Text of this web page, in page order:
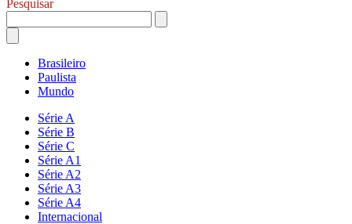
Pesquisar
Brasileiro
Paulista
Mundo
Série A
Série B
Série C
Série A1
Série A2
Série A3
Série A4
Internacional